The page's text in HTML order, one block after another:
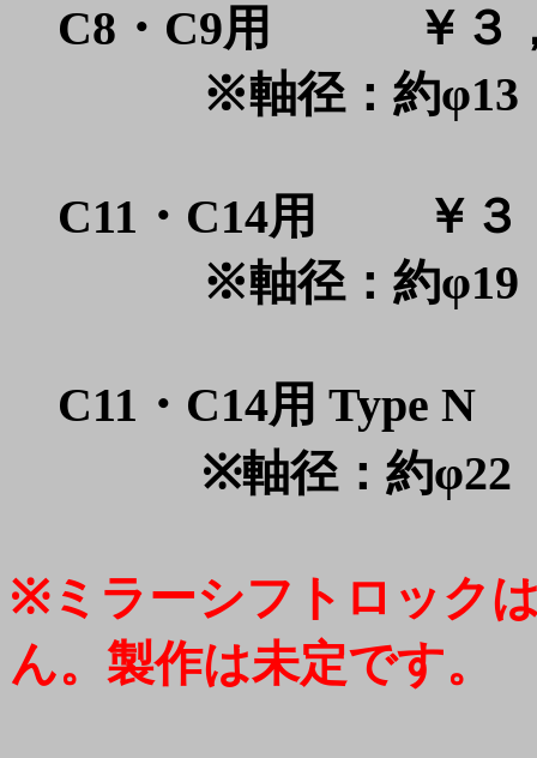
C8・C9用 ￥３，
※軸径：約φ13
C11・C14用 ￥３
※軸径：約φ19
C11・C14用 Type
※軸径：約φ22
※ミラーシフトロック
ん。製作は未定です。